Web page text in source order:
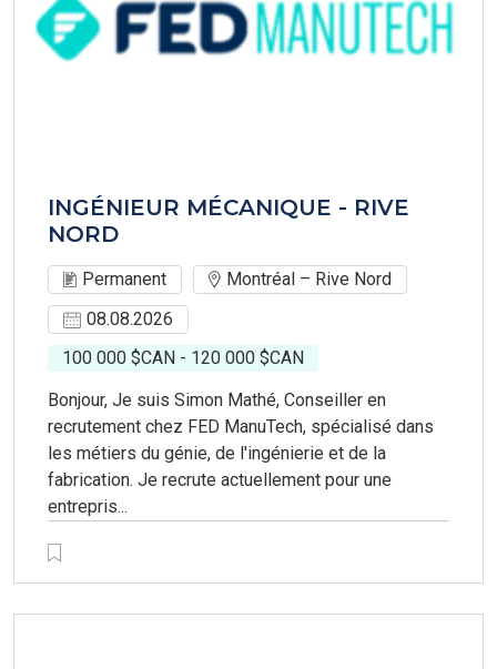
INGÉNIEUR MÉCANIQUE - RIVE
NORD
Permanent
Montréal – Rive Nord
08.08.2026
100 000 $CAN - 120 000 $CAN
Bonjour, Je suis Simon Mathé, Conseiller en
recrutement chez FED ManuTech, spécialisé dans
les métiers du génie, de l'ingénierie et de la
fabrication. Je recrute actuellement pour une
entrepris...